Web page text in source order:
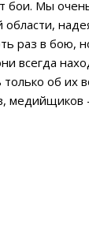
бои. Мы
раз в бою,
всегда
об их
медийщиков